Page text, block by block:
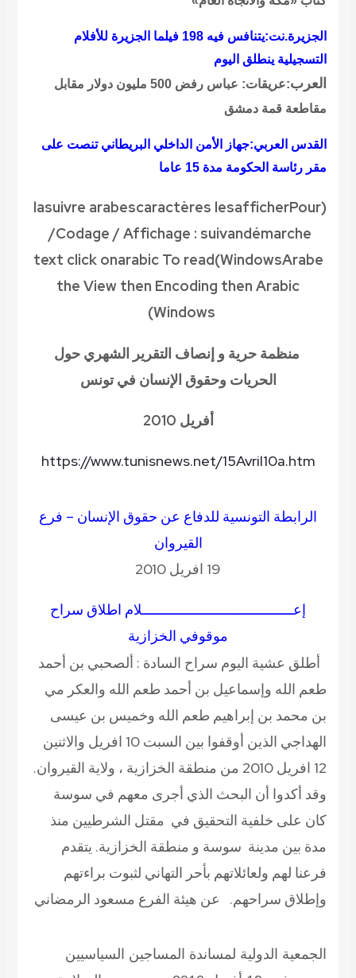
الجزيرة.نت:يتنافس فيه 198 فيلما الجزيرة للأفلام
التسجيلية ينطلق اليوم
العرب
:عريقات: عباس رفض 500 مليون دولار مقابل
مقاطعة قمة دمشق
القدس العربي:جهاز الأمن الداخلي البريطاني تنصت على
مقر رئاسة الحكومة مدة 15 عاما
(
Pour
afficher
les
caractères
arabes
suivre
la
démarche
suivan
:
Affichage
/
Codage
/
Arabe
Windows
)
To read
arabic
text click on
the View then Encoding then Arabic
Windows
)
منظمة حرية و إنصاف التقرير الشهري حول
الحريات وحقوق الإنسان في تونس
أفريل 2010
https://www.tunisnews.net/15Avril10a.htm
الرابطة التونسية للدفاع عن حقوق الإنسان – فرع
القيروان
19 افريل 2010
إعــــــــــــــــــــــــــــــــــــــلام اطلاق سراح
موقوفي الخزازية
أطلق عشية اليوم سراح السادة : ألصحبي بن أحمد
طعم الله وإسماعيل بن أحمد طعم الله والعكر مي
بن محمد بن إبراهيم طعم الله وخميس بن عيسى
الهداجي الذين أوقفوا بين السبت 10 افريل والاثنين
12 افريل 2010 من منطقة الخزازية ، ولاية القيروان.
وقد أكدوا أن البحث الذي أجرى معهم في سوسة
كان على خلفية التحقيق في مقتل الشرطيين منذ
مدة بين مدينة سوسة و منطقة الخزازية. يتقدم
فرعنا لهم ولعائلاتهم بأحر التهاني لثبوت براءتهم
وإطلاق سراحهم.
عن هيئة الفرع مسعود الرمضاني
الجمعية الدولية لمساندة المساجين السياسيين